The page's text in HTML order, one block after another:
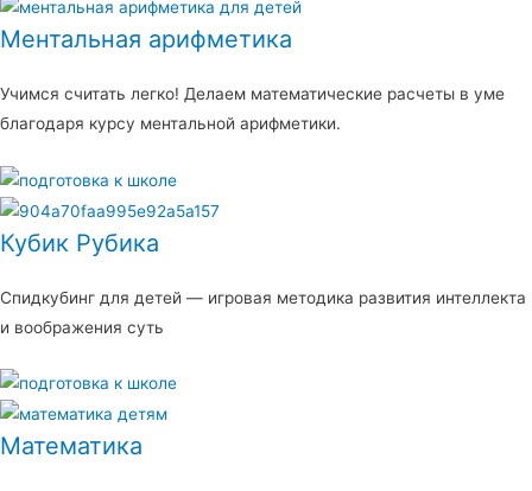
Ментальная арифметика
Учимся считать легко! Делаем математические расчеты в уме
благодаря курсу ментальной арифметики.
Кубик Рубика
Спидкубинг для детей — игровая методика развития интеллекта
и воображения суть
Математика